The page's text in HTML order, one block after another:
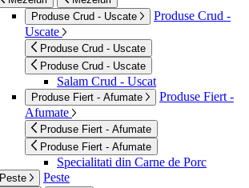
Produse Crud - Uscate
Produse Crud -
Uscate
Produse Crud - Uscate
Produse Crud - Uscate
Salam Crud - Uscat
Produse Fiert - Afumate
Produse Fiert -
Afumate
Produse Fiert - Afumate
Produse Fiert - Afumate
Specialitati din Carne de Porc
Peste Peste